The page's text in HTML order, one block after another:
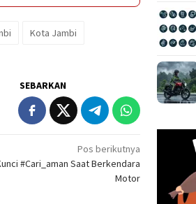
Kota Jambi
SEBARKAN
Pos berikutnya
#Cari_aman Saat Berkendara
Motor